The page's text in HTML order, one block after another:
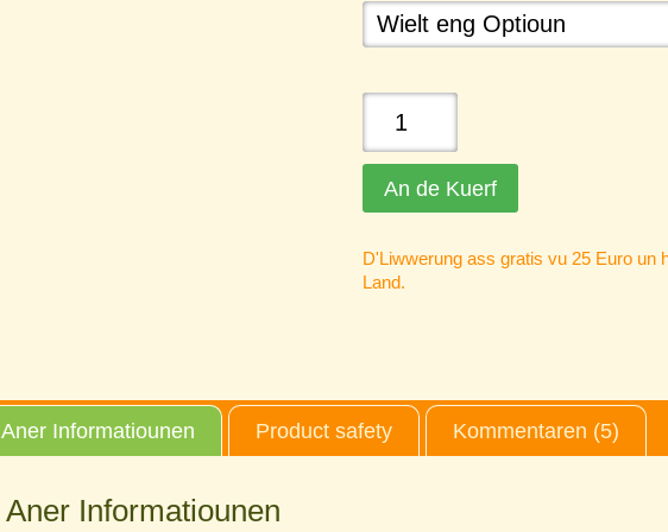
Hanni
Banni
Faarf
quantity
An de Kuerf
D'Liwwerung ass gratis vu 25 Euro un
Land.
Aner Informatiounen Product safety Kommentaren (5)
Aner Informatiounen